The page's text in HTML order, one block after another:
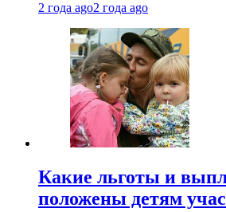
2 года ago2 года ago
Какие льготы и
положены детям